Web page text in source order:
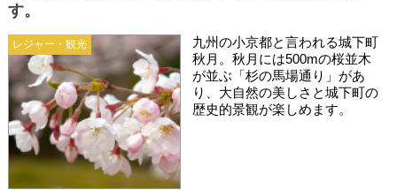
レジャー・観光
す。
九州の小京都と言われる城下町
秋月。秋月には500mの桜並木
が並ぶ「杉の馬場通り」があ
り、大自然の美しさと城下町の
歴史的景観が楽しめます。